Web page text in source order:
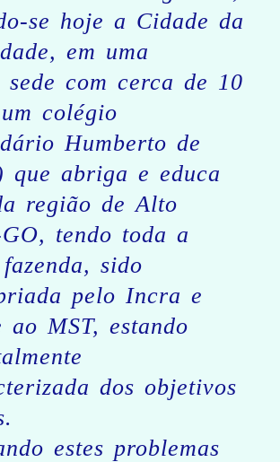
se hoje a Cidade da
em uma
sede com cerca de 10
colégio
Humberto de
que abriga e educa
região de Alto
tendo toda a
sido
pelo Incra e
ao MST, estando
dos objetivos
estes problemas